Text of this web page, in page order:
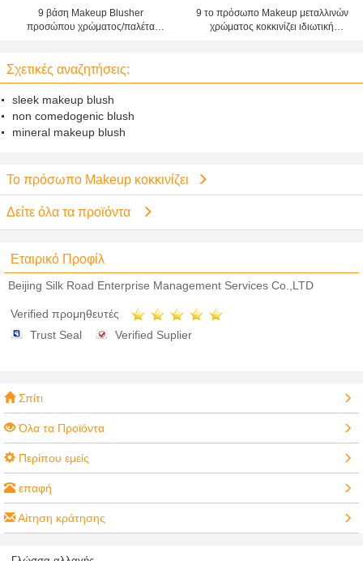
9 βάση Makeup Blusher
προσώπου χρώματος/παλέτα
9 το πρόσωπο Makeup μεταλλινών
χρώματος κοκκινίζει ιδιωτική
Σχετικές αναζητήσεις:
sleek makeup blush
non comedogenic blush
mineral makeup blush
Το πρόσωπο Makeup κοκκινίζει
Δείτε όλα τα προϊόντα
Εταιρικό Προφίλ
Beijing Silk Road Enterprise Management Services Co.,LTD
Verified προμηθευτές
Trust Seal
Verified Suplier
Σπίτι
Όλα τα Προϊόντα
Περίπου εμείς
επαφή
Αίτηση κράτησης